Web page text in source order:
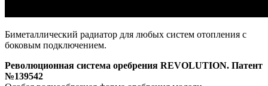
Биметаллический радиатор для любых систем отопления с
боковым подключением.
Революционная система оребрения REVOLUTION. Патент
№139542